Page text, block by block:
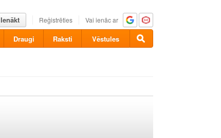
Ienākt Reģistrēties Vai ienāc ar
Draugi Raksti Vēstules